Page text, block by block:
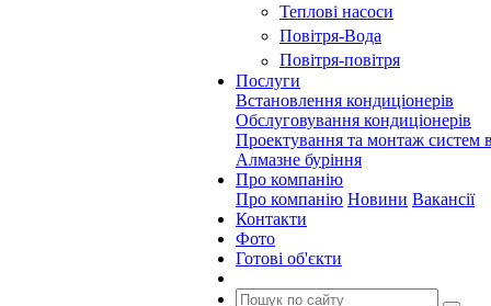
Теплові насоси
Повітря-Вода
Повітря-повітря
Послуги
Встановлення кондиціонерів
Обслуговування кондиціонерів
Проектування та монтаж систем
Алмазне буріння
Про компанію
Про компанію Новини Вакансії
Контакти
Фото
Готові об'єкти